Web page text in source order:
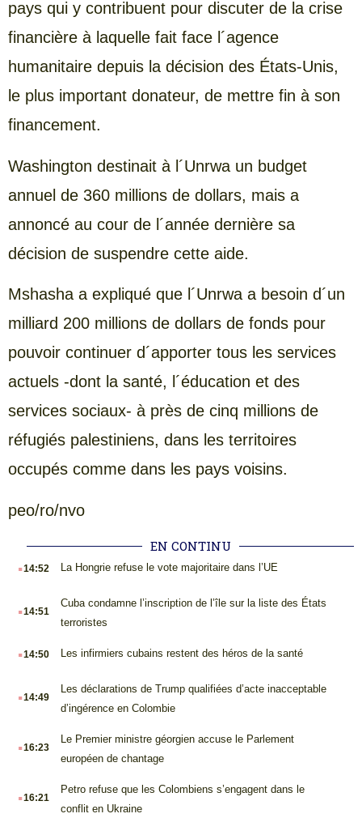
pays qui y contribuent pour discuter de la crise
financière à laquelle fait face l´agence
humanitaire depuis la décision des États-Unis,
le plus important donateur, de mettre fin à son
financement.
Washington destinait à l´Unrwa un budget
annuel de 360 millions de dollars, mais a
annoncé au cour de l´année dernière sa
décision de suspendre cette aide.
Mshasha a expliqué que l´Unrwa a besoin d´un
milliard 200 millions de dollars de fonds pour
pouvoir continuer d´apporter tous les services
actuels -dont la santé, l´éducation et des
services sociaux- à près de cinq millions de
réfugiés palestiniens, dans les territoires
occupés comme dans les pays voisins.
peo/ro/nvo
EN CONTINU
.14:52 La Hongrie refuse le vote majoritaire dans l’UE
.14:51
Cuba condamne l’inscription de l’île sur la liste des États
terroristes
.14:50 Les infirmiers cubains restent des héros de la santé
.14:49
Les déclarations de Trump qualifiées d’acte inacceptable
d’ingérence en Colombie
.16:23
Le Premier ministre géorgien accuse le Parlement
européen de chantage
.16:21
Petro refuse que les Colombiens s’engagent dans le
conflit en Ukraine